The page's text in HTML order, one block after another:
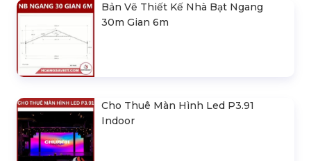
Bản Vẽ Thiết Kế Nhà Bạt Ngang
30m Gian 6m
Cho Thuê Màn Hình Led P3.91
Indoor